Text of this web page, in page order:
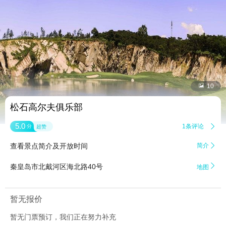
 10
松石高尔夫俱乐部
5.0 分 超赞 1条评论 
查看景点简介及开放时间 简介 
秦皇岛市北戴河区海北路40号 地图 
暂无报价
暂无门票预订，我们正在努力补充